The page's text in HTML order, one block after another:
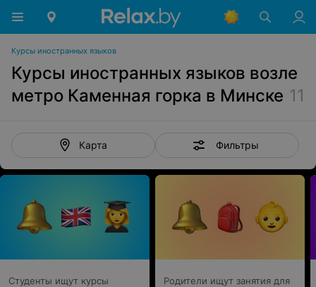
Курсы иностранных языков
Курсы иностранных языков возле
метро Каменная горка в Минске 11
Карта Фильтры
Студенты ищут курсы
Родители ищут занятия для